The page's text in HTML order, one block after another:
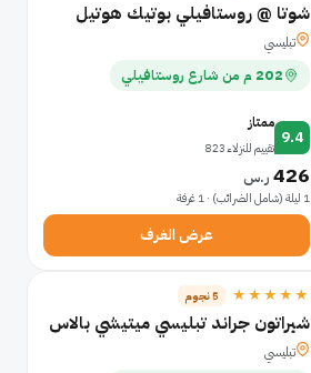
شوتا @ روستافيلي بوتيك هوتيل
تبليسي
202 م من شارع روستافيلي
9.4
ممتاز
تقييم للنزلاء 823
426 ر.س
1 ليلة (شامل الضرائب) · 1 غرفة
عرض الغرف
★★★★★ 5 نجوم
شيراتون جراند تبليسي ميتيشي بالاس
تبليسي